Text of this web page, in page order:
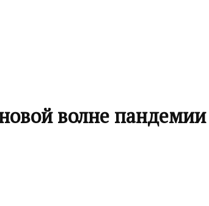
волне